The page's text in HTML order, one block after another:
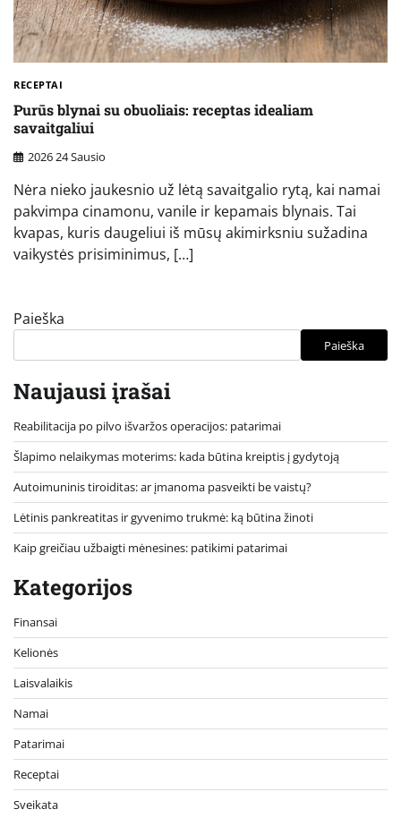
RECEPTAI
Purūs blynai su obuoliais: receptas idealiam
savaitgaliui
2026 24 Sausio
Nėra nieko jaukesnio už lėtą savaitgalio rytą, kai namai
pakvimpa cinamonu, vanile ir kepamais blynais. Tai
kvapas, kuris daugeliui iš mūsų akimirksniu sužadina
vaikystės prisiminimus, […]
Paieška
Paieška
Naujausi įrašai
Reabilitacija po pilvo išvaržos operacijos: patarimai
Šlapimo nelaikymas moterims: kada būtina kreiptis į gydytoją
Autoimuninis tiroiditas: ar įmanoma pasveikti be vaistų?
Lėtinis pankreatitas ir gyvenimo trukmė: ką būtina žinoti
Kaip greičiau užbaigti mėnesines: patikimi patarimai
Kategorijos
Finansai
Kelionės
Laisvalaikis
Namai
Patarimai
Receptai
Sveikata